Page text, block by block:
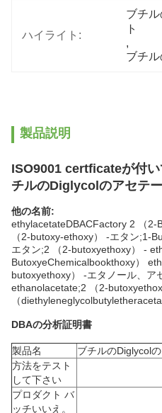
ハイライト:
ブチ
ト
,
ブチ
製品説明
ISO9001 certficateが付
チルのDiglycolのアセテ
他の名前:
ethylacetateDBACFactory 2 （2-
（2-butoxy-ethoxy） -エタン;1-
エタン;2 （2-butoxyethoxy） -
ButoxyeChemicalbookthoxy）
butoxyethoxy） -エタノール、ア
ethanolacetate;2 （2-
（
DBAの分析証明書
製品名
ブチルのDiglycol
方法をテスト
して下さい
プロダクト バ
ッチいいえ。